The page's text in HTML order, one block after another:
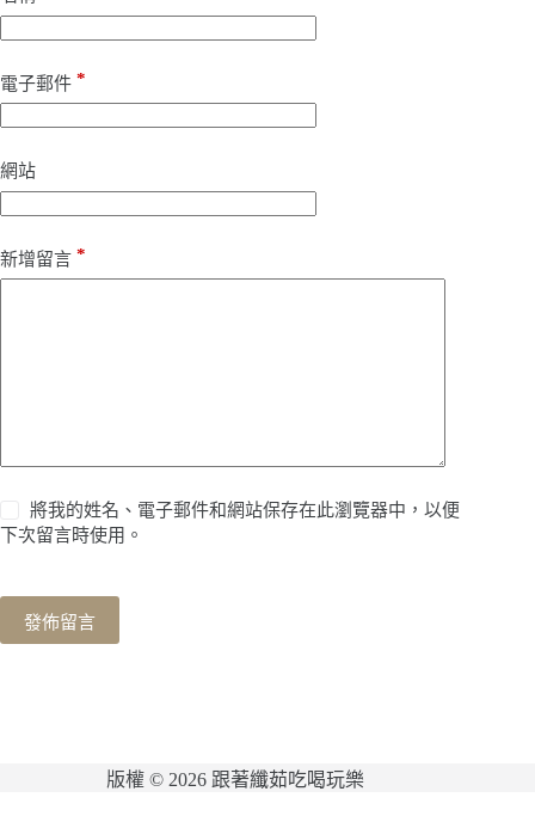
電子郵件 *
網站
新增留言 *
將我的姓名、電子郵件和網站保存在此瀏覽器中，以便
下次留言時使用。
發佈留言
版權 © 2026 跟著纖茹吃喝玩樂